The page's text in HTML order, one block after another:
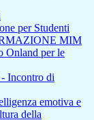
per Studenti
MIM
Onland per le
- Incontro di
emotiva e
della